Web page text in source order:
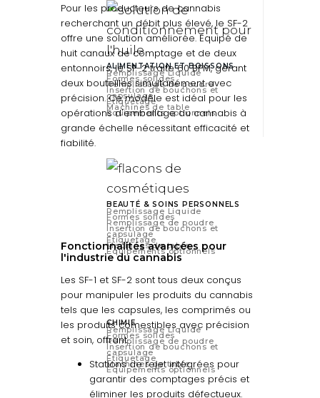
ALIMENTATION ET BOISSONS
Remplissage Liquide
Formes solides
Remplissage de poudre
Insertion de bouchons et
capsulage
Étiquetage
Machines de table
Équipements optionnels
BEAUTÉ & SOINS PERSONNELS
Remplissage Liquide
Formes solides
Remplissage de poudre
Insertion de bouchons et
capsulage
Étiquetage
Machines de table
Équipements optionnels
CHIMIE
Remplissage Liquide
Formes solides
Remplissage de poudre
Insertion de bouchons et
capsulage
Étiquetage
Machines de table
Équipements optionnels
Pour les producteurs de cannabis
recherchant un débit plus élevé, le SF-2
offre une solution améliorée. Équipé de
huit canaux de comptage et de deux
entonnoirs, le SF-2 traite 60 BPM, gérant
deux bouteilles simultanément avec
précision. Ce modèle est idéal pour les
opérations d'emballage du cannabis à
grande échelle nécessitant efficacité et
fiabilité.
Fonctionnalités avancées pour
l'industrie du cannabis
Les SF-1 et SF-2 sont tous deux conçus
pour manipuler les produits du cannabis
tels que les capsules, les comprimés ou
les produits comestibles avec précision
et soin, offrant :
Stations de rejet intégrées pour
garantir des comptages précis et
éliminer les produits défectueux.